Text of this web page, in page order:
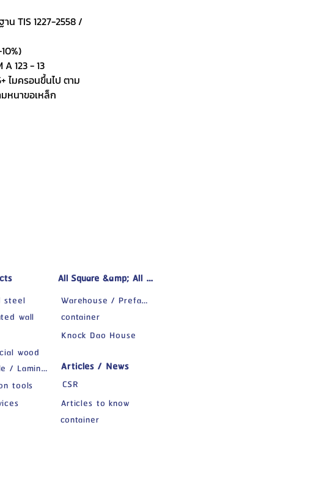
น TIS 1227-2558 /
123 - 13
ไมครอนขึ้นไป ตาม
หนาขอเหล็ก
steel
wall
wood
Rubber Tile / Laminate
tools
All Square &amp; All Space
Warehouse / Prefabricated Factory
container
Knock Dao House
Articles / News
CSR
Articles to know
container